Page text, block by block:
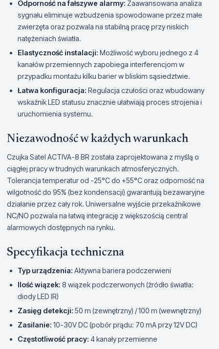
Odporność na fałszywe alarmy: Zaawansowana analiza
sygnału eliminuje wzbudzenia spowodowane przez małe
zwierzęta oraz pozwala na stabilną pracę przy niskich
natężeniach światła.
Elastyczność instalacji: Możliwość wyboru jednego z 4
kanałów przemiennych zapobiega interferencjom w
przypadku montażu kilku barier w bliskim sąsiedztwie.
Łatwa konfiguracja: Regulacja czułości oraz wbudowany
wskaźnik LED statusu znacznie ułatwiają proces strojenia i
uruchomienia systemu.
Niezawodność w każdych warunkach
Czujka Satel ACTIVA-8 BR została zaprojektowana z myślą o
ciągłej pracy w trudnych warunkach atmosferycznych.
Tolerancja temperatur od -25°C do +55°C oraz odporność na
wilgotność do 95% (bez kondensacji) gwarantują bezawaryjne
działanie przez cały rok. Uniwersalne wyjście przekaźnikowe
NC/NO pozwala na łatwą integrację z większością central
alarmowych dostępnych na rynku.
Specyfikacja techniczna
Typ urządzenia: Aktywna bariera podczerwieni
Ilość wiązek: 8 wiązek podczerwonych (źródło światła:
diody LED IR)
Zasięg detekcji: 50 m (zewnętrzny) / 100 m (wewnętrzny)
Zasilanie: 10-30V DC (pobór prądu: 70 mA przy 12V DC)
Częstotliwość pracy: 4 kanały przemienne